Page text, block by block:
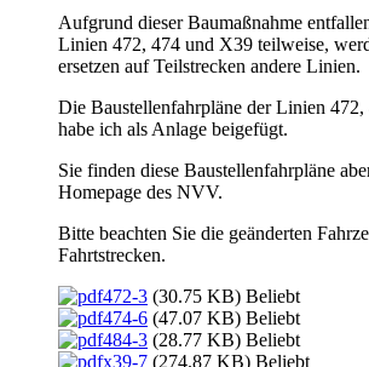
Aufgrund dieser Baumaßnahme
Linien 472, 474 und X39 teilweise,
ersetzen auf Teilstrecken andere Linien.
Die Baustellenfahrpläne der Linien
habe ich als Anlage beigefügt.
Sie finden diese Baustellenfahrpläne
Homepage des NVV.
Bitte beachten Sie die geänderten
Fahrtstrecken.
472-3 (30.75 KB) Beliebt
474-6 (47.07 KB) Beliebt
484-3 (28.77 KB) Beliebt
x39-7 (274.87 KB) Beliebt